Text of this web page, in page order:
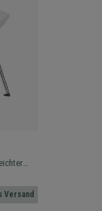
und
Versand